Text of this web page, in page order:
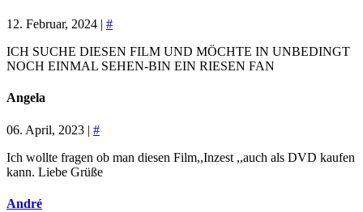
12. Februar, 2024 | #
ICH SUCHE DIESEN FILM UND MÖCHTE IN UNBEDINGT
NOCH EINMAL SEHEN-BIN EIN RIESEN FAN
Angela
06. April, 2023 | #
Ich wollte fragen ob man diesen Film,,Inzest ,,auch als DVD kaufen
kann. Liebe Grüße
André